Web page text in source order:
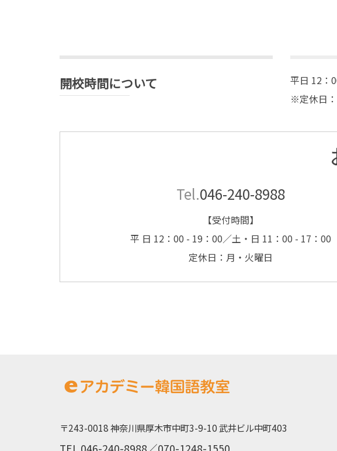
開校時間について
平日 12：
※定休日
Tel.046-240-8988
【受付時間】
平 日 12：00 - 19：00／土・日 11：00 - 17：00
定休日：月・火曜日
〒243-0018 神奈川県厚木市中町3-9-10 武井ビル中町403